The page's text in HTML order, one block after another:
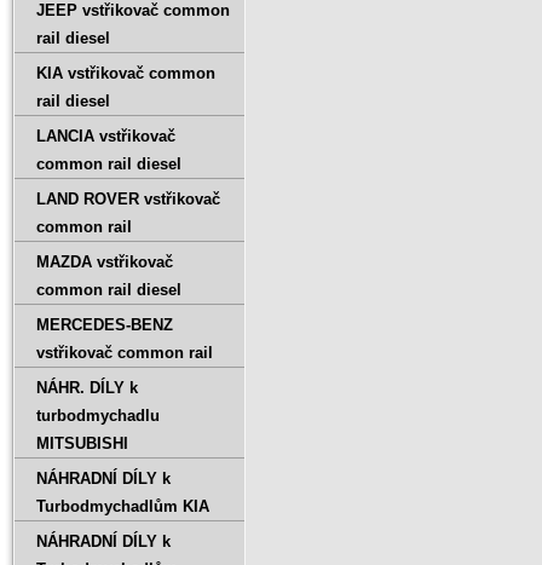
JEEP vstřikovač common
rail diesel
KIA vstřikovač common
rail diesel
LANCIA vstřikovač
common rail diesel
LAND ROVER vstřikovač
common rail
MAZDA vstřikovač
common rail diesel
MERCEDES-BENZ
vstřikovač common rail
NÁHR. DÍLY k
turbodmychadlu
MITSUBISHI
NÁHRADNÍ DÍLY k
Turbodmychadlům KIA
NÁHRADNÍ DÍLY k